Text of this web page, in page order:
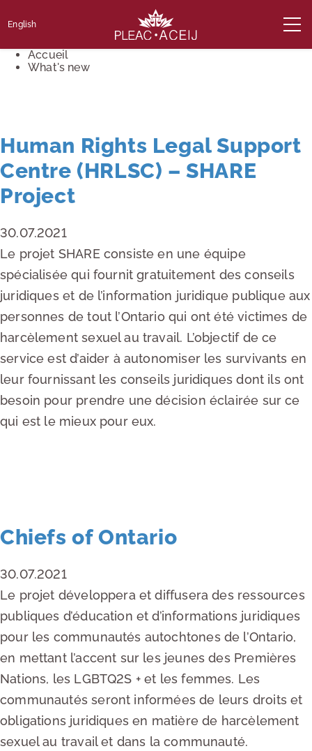
English
Accueil
What's new
Human Rights Legal Support
Centre (HRLSC) – SHARE
Project
30.07.2021
Le projet SHARE consiste en une équipe
spécialisée qui fournit gratuitement des conseils
juridiques et de l’information juridique publique aux
personnes de tout l’Ontario qui ont été victimes de
harcèlement sexuel au travail. L’objectif de ce
service est d’aider à autonomiser les survivants en
leur fournissant les conseils juridiques dont ils ont
besoin pour prendre une décision éclairée sur ce
qui est le mieux pour eux.
Chiefs of Ontario
30.07.2021
Le projet développera et diffusera des ressources
publiques d’éducation et d’informations juridiques
pour les communautés autochtones de l’Ontario,
en mettant l’accent sur les jeunes des Premières
Nations, les LGBTQ2S + et les femmes. Les
communautés seront informées de leurs droits et
obligations juridiques en matière de harcèlement
sexuel au travail et dans la communauté.